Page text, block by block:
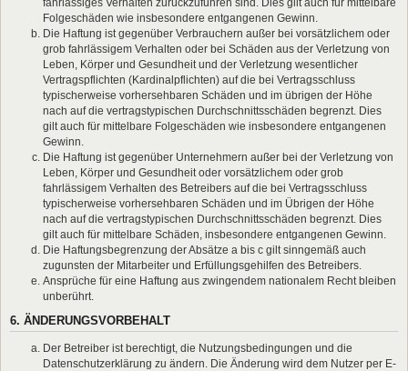
Folgeschäden wie insbesondere entgangenen Gewinn.
Die Haftung ist gegenüber Verbrauchern außer bei vorsätzlichem oder
grob fahrlässigem Verhalten oder bei Schäden aus der Verletzung von
Leben, Körper und Gesundheit und der Verletzung wesentlicher
Vertragspflichten (Kardinalpflichten) auf die bei Vertragsschluss
typischerweise vorhersehbaren Schäden und im übrigen der Höhe
nach auf die vertragstypischen Durchschnittsschäden begrenzt. Dies
gilt auch für mittelbare Folgeschäden wie insbesondere entgangenen
Gewinn.
Die Haftung ist gegenüber Unternehmern außer bei der Verletzung von
Leben, Körper und Gesundheit oder vorsätzlichem oder grob
fahrlässigem Verhalten des Betreibers auf die bei Vertragsschluss
typischerweise vorhersehbaren Schäden und im Übrigen der Höhe
nach auf die vertragstypischen Durchschnittsschäden begrenzt. Dies
gilt auch für mittelbare Schäden, insbesondere entgangenen Gewinn.
Die Haftungsbegrenzung der Absätze a bis c gilt sinngemäß auch
zugunsten der Mitarbeiter und Erfüllungsgehilfen des Betreibers.
Ansprüche für eine Haftung aus zwingendem nationalem Recht bleiben
unberührt.
6. ÄNDERUNGSVORBEHALT
Der Betreiber ist berechtigt, die Nutzungsbedingungen und die
Datenschutzerklärung zu ändern. Die Änderung wird dem Nutzer per E-